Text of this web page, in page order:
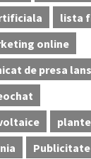
lista
online
de presa
Publicitate